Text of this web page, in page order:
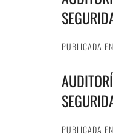
PUBLICADA EN
PUBLICADA EN